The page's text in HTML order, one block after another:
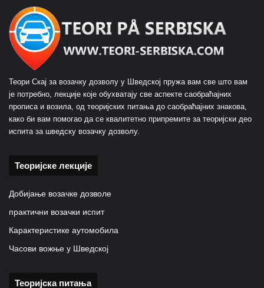
Теори Скај за возачку дозволу у Шведској пружа вам све што вам
је потребно, лекције које обухватају све аспекте саобраћајних
прописа и возила, од теоријских питања до саобраћајних знакова,
како би вам помогао да се квалитетно припремите за теоријски део
испита за шведску возачку дозволу.
Теоријске лекције
Добијање возачке дозволе
практични возачки испит
Карактеристике аутомобила
Часови вожње у Шведској
Теоријска питања